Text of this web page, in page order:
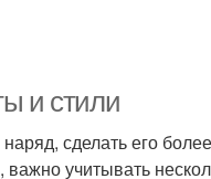
и стили
сделать его
учитывать